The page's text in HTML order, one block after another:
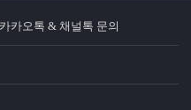
카카오톡 & 채널톡 문의